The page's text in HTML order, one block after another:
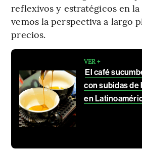
reflexivos y estratégicos en
vemos la perspectiva a largo
precios.
VER +
El café
con subidas de
en